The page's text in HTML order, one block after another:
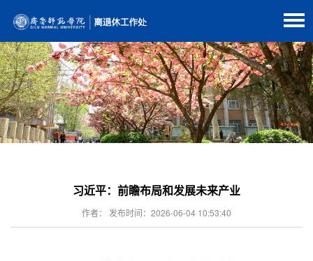
习近平：前瞻布局和发展未来产业
作者： 发布时间：2026-06-04 10:53:40